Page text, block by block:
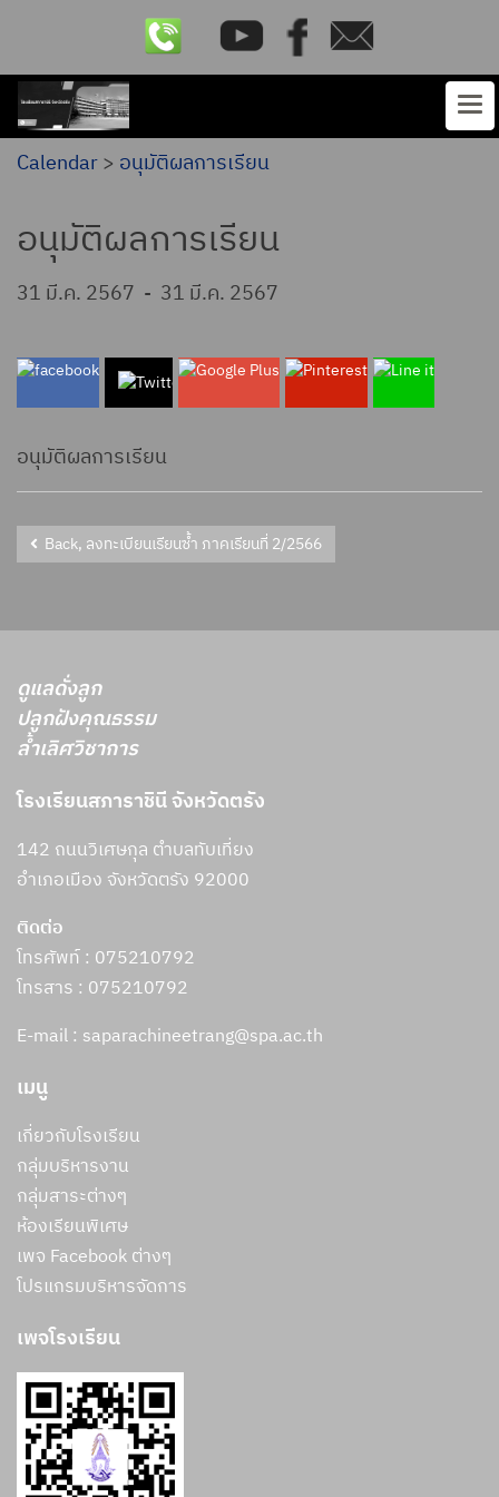
Calendar> อนุมัติผลการเรียน
อนุมัติผลการเรียน
31 มี.ค. 2567 - 31 มี.ค. 2567
อนุมัติผลการเรียน
Back, ลงทะเบียนเรียนซ้ำ ภาคเรียนที่ 2/2566
ดูแลดั่งลูก
ปลูกฝังคุณธรรม
ล้ำเลิศวิชาการ
โรงเรียนสภาราชินี จังหวัดตรัง
142 ถนนวิเศษกุล ตำบลทับเที่ยง
อำเภอเมือง จังหวัดตรัง 92000
ติดต่อ
โทรศัพท์ : 075210792
โทรสาร : 075210792
E-mail : saparachineetrang@spa.ac.th
เมนู
เกี่ยวกับโรงเรียน
กลุ่มบริหารงาน
กลุ่มสาระต่างๆ
ห้องเรียนพิเศษ
เพจ Facebook ต่างๆ
โปรแกรมบริหารจัดการ
เพจโรงเรียน